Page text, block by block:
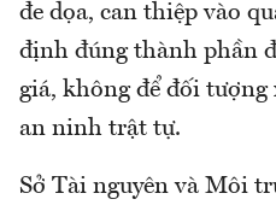
đe dọa, can thiệp vào
định đúng thành phần
giá, không để đối tượng
an ninh trật tự.
Sở Tài nguyên và Môi